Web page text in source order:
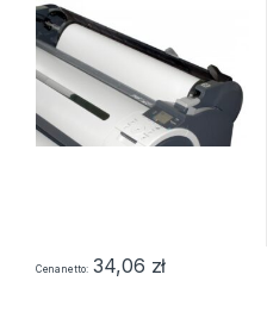
Cena netto 34,06 zł